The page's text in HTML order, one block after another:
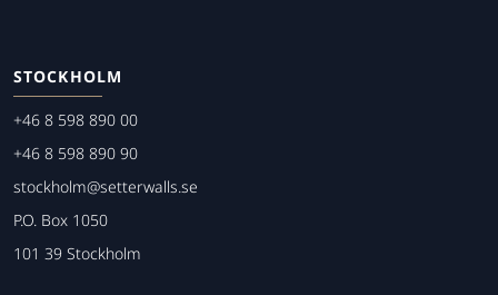
STOCKHOLM
+46 8 598 890 00
+46 8 598 890 90
stockholm@setterwalls.se
P.O. Box 1050
101 39 Stockholm